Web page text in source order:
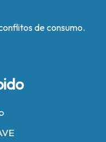
de consumo.